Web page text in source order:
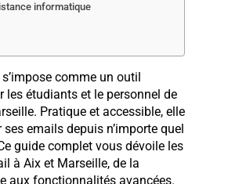
informatique
comme un outil
les étudiants et le personnel de
Pratique et accessible, elle
emails depuis n’importe quel
guide complet vous dévoile les
à Aix et Marseille, de la
aux fonctionnalités avancées.